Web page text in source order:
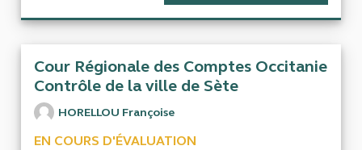
Cour Régionale des Comptes Occitanie
Contrôle de la ville de Sète
HORELLOU Françoise
EN COURS D'ÉVALUATION